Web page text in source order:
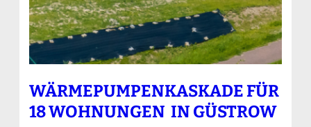
WÄRMEPUMPENKASKADE FÜR
18 WOHNUNGEN IN GÜSTROW